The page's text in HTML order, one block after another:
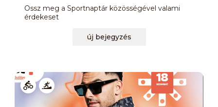
Ossz meg a Sportnaptár közösségével valami
érdekeset
új bejegyzés